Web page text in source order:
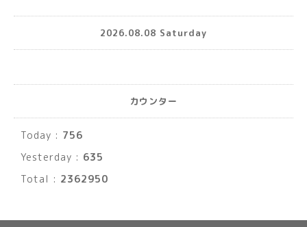
2026.08.08 Saturday
カウンター
Today : 756
Yesterday : 635
Total : 2362950